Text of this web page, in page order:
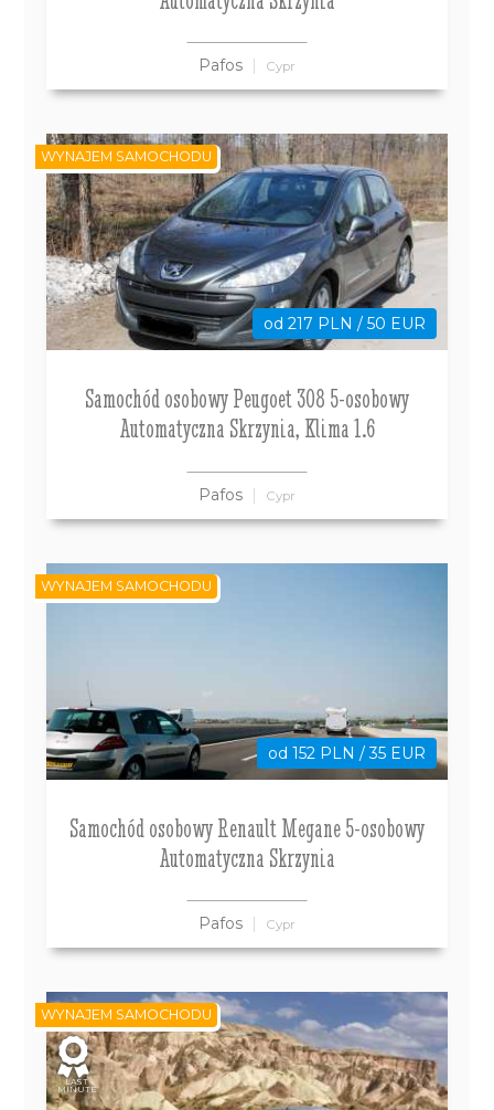
Pafos Cypr
od 217 PLN / 50 EUR
Samochód osobowy Peugoet 308 5-osobowy
Automatyczna Skrzynia, Klima 1.6
Pafos Cypr
WYNAJEM SAMOCHODU
od 152 PLN / 35 EUR
Samochód osobowy Renault Megane 5-osobowy
Automatyczna Skrzynia
Pafos Cypr
WYNAJEM SAMOCHODU
WYNAJEM SAMOCHODU
LAST
MINUTE